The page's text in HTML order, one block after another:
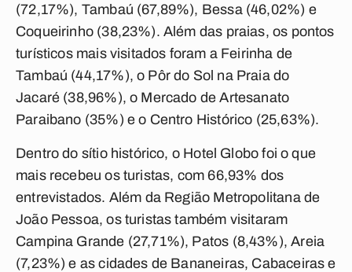
(72,17%), Tambaú (67,89%), Bessa (46,02%) e
Coqueirinho (38,23%). Além das praias, os pontos
turísticos mais visitados foram a Feirinha de
Tambaú (44,17%), o Pôr do Sol na Praia do
Jacaré (38,96%), o Mercado de Artesanato
Paraibano (35%) e o Centro Histórico (25,63%).
Dentro do sítio histórico, o Hotel Globo foi o que
mais recebeu os turistas, com 66,93% dos
entrevistados. Além da Região Metropolitana de
João Pessoa, os turistas também visitaram
Campina Grande (27,71%), Patos (8,43%), Areia
(7,23%) e as cidades de Bananeiras, Cabaceiras e